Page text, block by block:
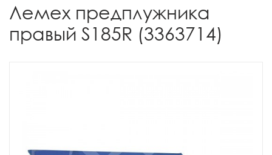
Лемех предплужника
правый S185R (3363714)